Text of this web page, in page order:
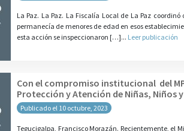
La Paz. La Paz. La Fiscalía Local de La Paz
permanecía de menores de edad en esos
esta acción se inspeccionaron […]... Leer publicación
Con el compromiso institucional del
Protección y Atención de Niñas, Niños
Publicado el 10 octubre, 2023
Tegucigalpa, Francisco Morazán. Recientemente, el